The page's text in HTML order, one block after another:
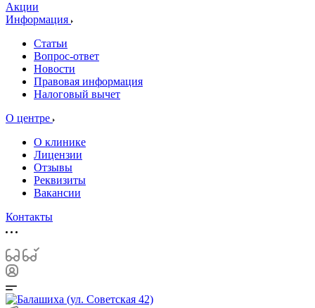
Акции
Информация
Статьи
Вопрос-ответ
Новости
Правовая информация
Налоговый вычет
О центре
О клинике
Лицензии
Отзывы
Реквизиты
Вакансии
Контакты